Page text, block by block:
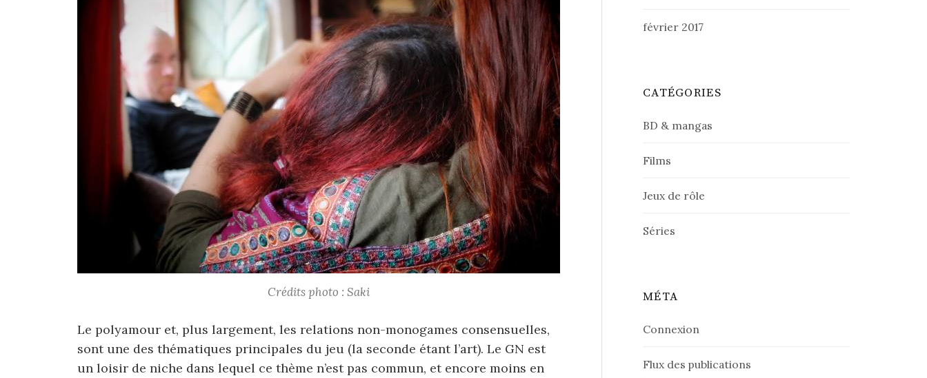
Crédits photo : Saki
Le polyamour et, plus largement, les relations non-monogames consensuelles,
sont une des thématiques principales du jeu (la seconde étant l’art). Le GN est
un loisir de niche dans lequel ce thème n’est pas commun, et encore moins en
février 2017
CATÉGORIES
BD & mangas
Films
Jeux de rôle
Séries
MÉTA
Connexion
Flux des publications